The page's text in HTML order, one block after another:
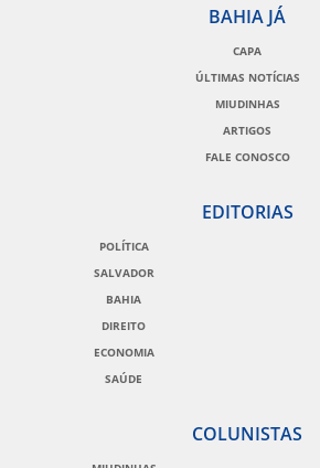
BAHIA JÁ
CAPA
ÚLTIMAS NOTÍCIAS
MIUDINHAS
ARTIGOS
FALE CONOSCO
EDITORIAS
POLÍTICA
SALVADOR
BAHIA
DIREITO
ECONOMIA
SAÚDE
COLUNISTAS